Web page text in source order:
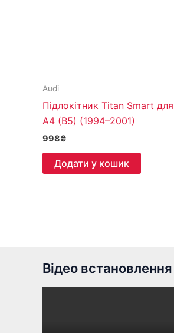
Audi
Підлокітник Titan Smart
A4 (B5) (1994–2001)
998₴
Додати у кошик
Відео